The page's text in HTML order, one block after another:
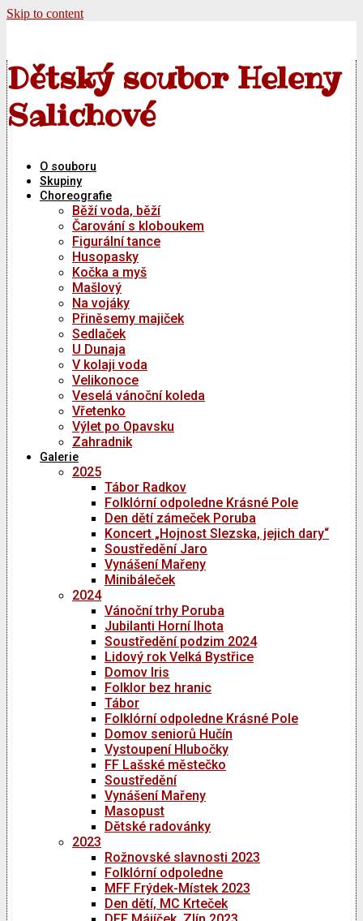
Skip to content
Dětský soubor Heleny
Salichové
O souboru
Skupiny
Choreografie
Běží voda, běží
Čarování s kloboukem
Figurální tance
Husopasky
Kočka a myš
Mašlový
Na vojáky
Přiněsemy majiček
Sedlaček
U Dunaja
V kolaji voda
Velikonoce
Veselá vánoční koleda
Vřetenko
Výlet po Opavsku
Zahradnik
Galerie
2025
Tábor Radkov
Folklórní odpoledne Krásné Pole
Den dětí zámeček Poruba
Koncert „Hojnost Slezska, jejich dary“
Soustředění Jaro
Vynášení Mařeny
Minibáleček
2024
Vánoční trhy Poruba
Jubilanti Horní lhota
Soustředění podzim 2024
Lidový rok Velká Bystřice
Domov Iris
Folklor bez hranic
Tábor
Folklórní odpoledne Krásné Pole
Domov seniorů Hučín
Vystoupení Hlubočky
FF Lašské městečko
Soustředění
Vynášení Mařeny
Masopust
Dětské radovánky
2023
Rožnovské slavnosti 2023
Folklórní odpoledne
MFF Frýdek-Místek 2023
Den dětí, MC Krteček